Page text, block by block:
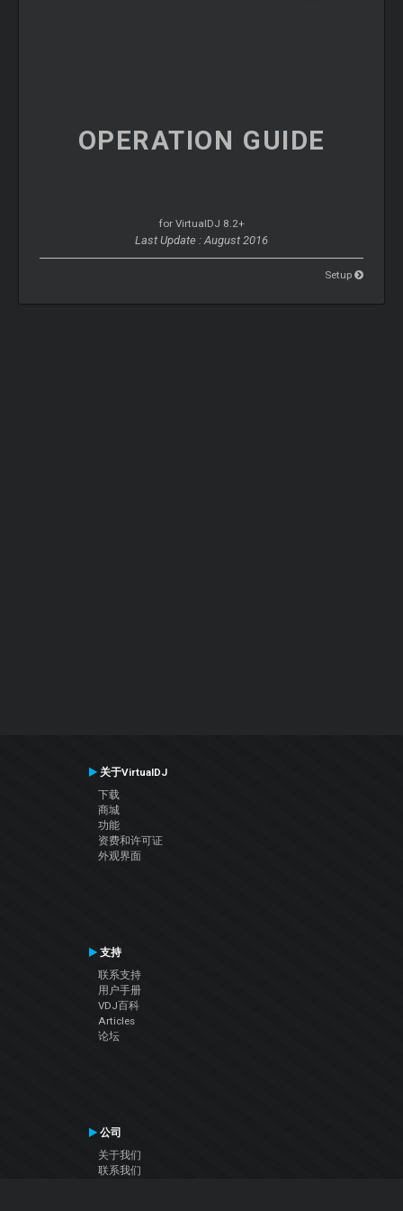
OPERATION GUIDE
for VirtualDJ 8.2+
Last Update : August 2016
Setup
关于VirtualDJ
下载
商城
功能
资费和许可证
外观界面
支持
联系支持
用户手册
VDJ百科
Articles
论坛
公司
关于我们
联系我们